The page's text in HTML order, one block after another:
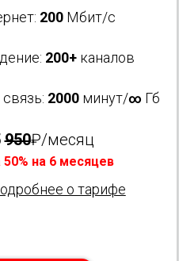
200Мбит/с
200+ каналов
2000 минут/∞ Гб
950₽/месяц
на 6 месяцев
о тарифе